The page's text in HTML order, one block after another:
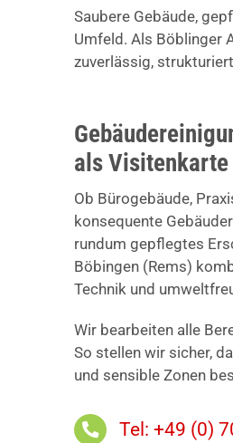
Saubere Gebäude,
Umfeld. Als Böblinger
zuverlässig,
als
Ob Bürogebäude,
konsequente
rundum gepflegtes
Böbingen (Rems)
Technik und
Wir bearbeiten alle
So stellen wir sicher,
und sensible Zonen
Tel: +49 (0)